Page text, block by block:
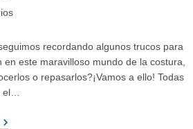
recordando algunos trucos para
en este maravilloso mundo de la costura,
o repasarlos?¡Vamos a ello! Todas